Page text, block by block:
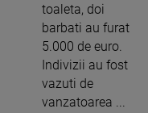
toaleta, doi
barbati au furat
5.000 de euro.
Indivizii au fost
vazuti de
vanzatoarea ...